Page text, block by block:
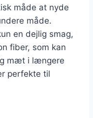
måde at nyde
måde.
en dejlig smag,
fiber, som kan
mæt i længere
perfekte til